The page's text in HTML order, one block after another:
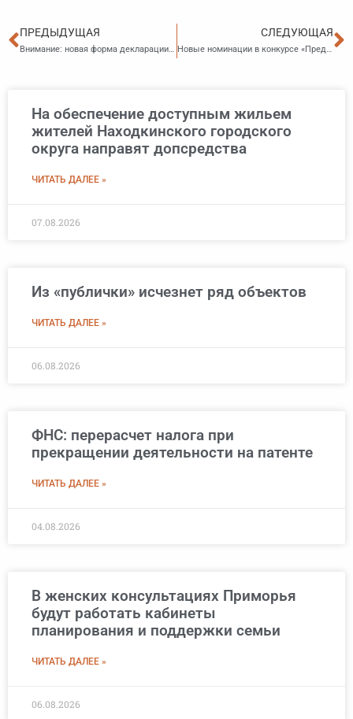
Пред
ПРЕДЫДУЩАЯ
Внимание: новая форма декларации по налогу на игорный бизнес
СЛЕДУЮЩАЯ
Новые номинации в конкурсе «Предприниматель года»
На обеспечение доступным жильем
жителей Находкинского городского
округа направят допсредства
ЧИТАТЬ ДАЛЕЕ »
07.08.2026
Из «публички» исчезнет ряд объектов
ЧИТАТЬ ДАЛЕЕ »
06.08.2026
ФНС: перерасчет налога при
прекращении деятельности на патенте
ЧИТАТЬ ДАЛЕЕ »
04.08.2026
В женских консультациях Приморья
будут работать кабинеты
планирования и поддержки семьи
ЧИТАТЬ ДАЛЕЕ »
06.08.2026